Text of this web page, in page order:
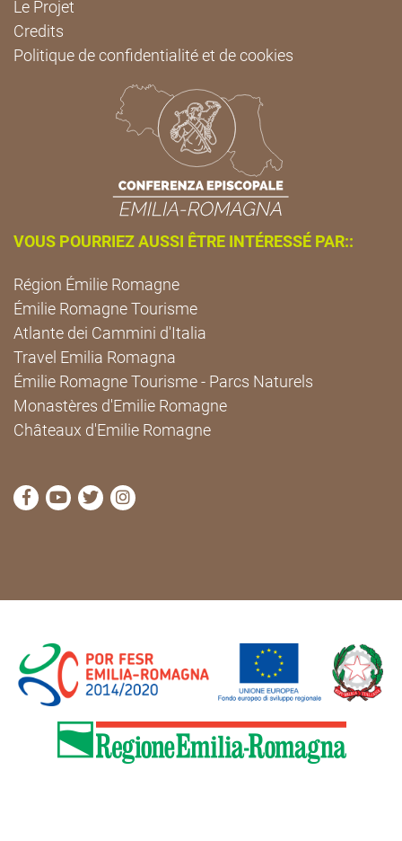
Le Projet
Credits
Politique de confidentialité et de cookies
VOUS POURRIEZ AUSSI ÊTRE INTÉRESSÉ PAR::
Région Émilie Romagne
Émilie Romagne Tourisme
Atlante dei Cammini d'Italia
Travel Emilia Romagna
Émilie Romagne Tourisme - Parcs Naturels
Monastères d'Emilie Romagne
Châteaux d'Emilie Romagne
Visitez la page Facebook de Cammini Emilia-
Visitez la page YouTube de Cammini Emilia-
Visitez la page Twitter de Cammini Emilia-
Visitez la page Instagram de Cammini